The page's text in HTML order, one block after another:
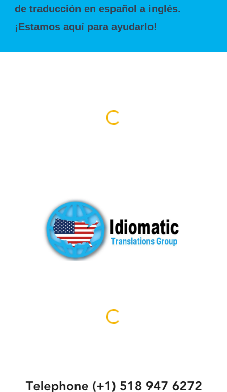
de traducción en español a inglés.
¡Estamos aquí para ayudarlo!